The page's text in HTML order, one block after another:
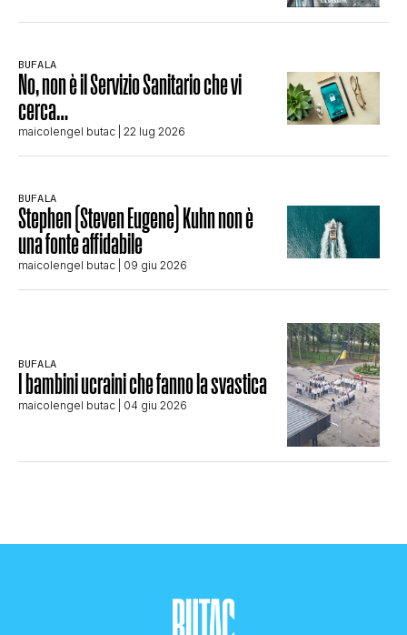
BUFALA
No, non è il Servizio Sanitario che vi
cerca…
maicolengel butac | 22 lug 2026
BUFALA
Stephen (Steven Eugene) Kuhn non è
una fonte affidabile
maicolengel butac | 09 giu 2026
BUFALA
I bambini ucraini che fanno la svastica
maicolengel butac | 04 giu 2026